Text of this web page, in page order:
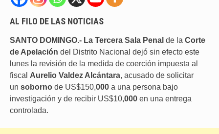
AL FILO DE LAS NOTICIAS
SANTO DOMINGO.- La Tercera Sala Penal de la Corte
de Apelación del Distrito Nacional dejó sin efecto este
lunes la revisión de la medida de coerción impuesta al
fiscal Aurelio Valdez Alcántara, acusado de solicitar
un soborno de US$150,000 a una persona bajo
investigación y de recibir US$10,000 en una entrega
controlada.